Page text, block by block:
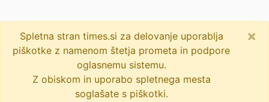
Spletna stran times.si za delovanje uporablja
piškotke z namenom štetja prometa in podpore
oglasnemu sistemu.
Z obiskom in uporabo spletnega mesta
soglašate s piškotki.
×